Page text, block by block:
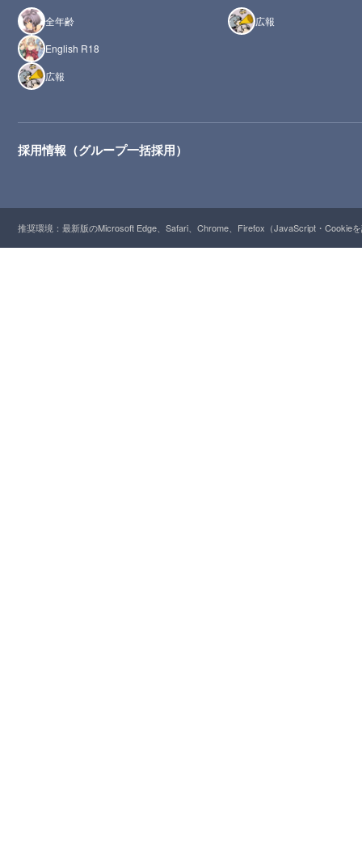
全年齢
English R18
広報
広報
採用情報（グループ一括採用）
推奨環境：最新版のMicrosoft Edge、Safari、Chrome、Firefox（JavaScript・Cookie